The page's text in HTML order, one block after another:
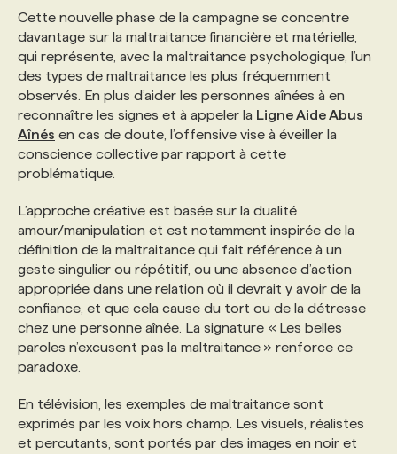
NOS AUTEUR‧RICES
POURQUOI CHOISIR NOS FORMATIONS
NOS TARIFS
PROGRAMMES DE SUBVENTIONS
FAQ
ANNONCEZ AVEC NOUS
FAQ
ANNONCEZ AVEC NOUS
Cette nouvelle phase de la campagne se concentre
davantage sur la maltraitance financière et matérielle,
qui représente, avec la maltraitance psychologique, l’un
des types de maltraitance les plus fréquemment
observés. En plus d’aider les personnes aînées à en
reconnaître les signes et à appeler la Ligne Aide Abus
Aînés en cas de doute, l’offensive vise à éveiller la
conscience collective par rapport à cette
problématique.
L’approche créative est basée sur la dualité
amour/manipulation et est notamment inspirée de la
définition de la maltraitance qui fait référence à un
geste singulier ou répétitif, ou une absence d’action
appropriée dans une relation où il devrait y avoir de la
confiance, et que cela cause du tort ou de la détresse
chez une personne aînée. La signature « Les belles
paroles n’excusent pas la maltraitance » renforce ce
paradoxe.
En télévision, les exemples de maltraitance sont
exprimés par les voix hors champ. Les visuels, réalistes
et percutants, sont portés par des images en noir et